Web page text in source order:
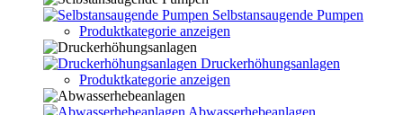
Selbstansaugende Pumpen
Produktkategorie anzeigen
Druckerhöhungsanlagen
Produktkategorie anzeigen
Abwasserhebeanlagen